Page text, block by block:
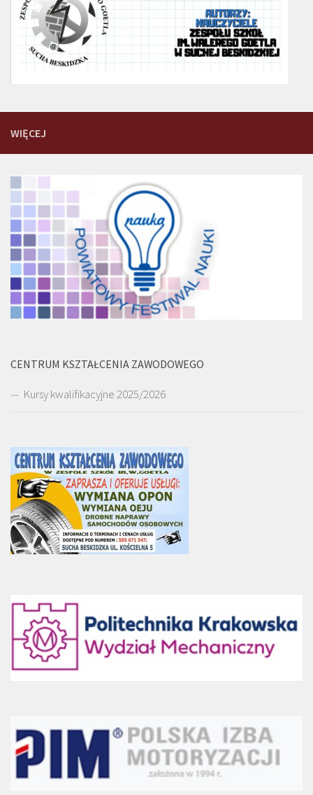
WIĘCEJ
CENTRUM KSZTAŁCENIA ZAWODOWEGO
Kursy kwalifikacyjne 2025/2026